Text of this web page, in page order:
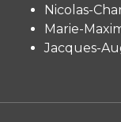
Nicolas-
Marie-
Jacques-